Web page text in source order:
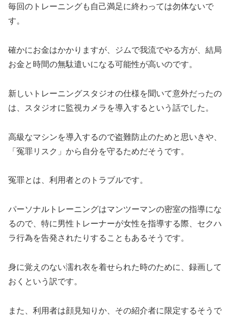
毎回のトレーニングも自己満足に終わっては勿体ないで
す。
確かにお金はかかりますが、ジムで我流でやる方が、結局
お金と時間の無駄遣いになる可能性が高いのです。
新しいトレーニングスタジオの仕様を聞いて意外だったの
は、スタジオに監視カメラを導入するという話でした。
高級なマシンを導入するので盗難防止のためと思いきや、
「冤罪リスク」から自分を守るためだそうです。
冤罪とは、利用者とのトラブルです。
パーソナルトレーニングはマンツーマンの密室の指導にな
るので、特に男性トレーナーが女性を指導する際、セクハ
ラ行為を告発されたりすることもあるそうです。
身に覚えのない濡れ衣を着せられた時のために、録画して
おくという訳です。
また、利用者は顔見知りか、その紹介者に限定するそうで